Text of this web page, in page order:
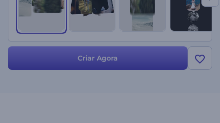
Criar Agora